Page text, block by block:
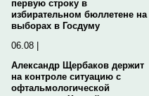
первую строку в
избирательном бюллетене на
выборах в Госдуму
06.08 |
Александр Щербаков держит
на контроле ситуацию с
офтальмологической